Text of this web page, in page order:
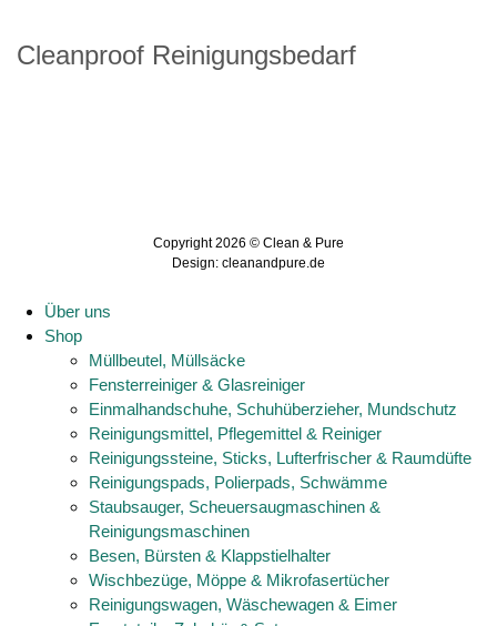
Cleanproof Reinigungsbedarf
Copyright 2026 © Clean & Pure
Design: cleanandpure.de
Über uns
Shop
Müllbeutel, Müllsäcke
Fensterreiniger & Glasreiniger
Einmalhandschuhe, Schuhüberzieher, Mundschutz
Reinigungsmittel, Pflegemittel & Reiniger
Reinigungssteine, Sticks, Lufterfrischer & Raumdüfte
Reinigungspads, Polierpads, Schwämme
Staubsauger, Scheuersaugmaschinen &
Reinigungsmaschinen
Besen, Bürsten & Klappstielhalter
Wischbezüge, Möppe & Mikrofasertücher
Reinigungswagen, Wäschewagen & Eimer